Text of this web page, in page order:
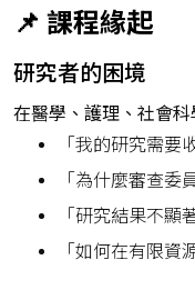
📌 課程緣起
研究者的困境
在醫學、護理、社會
「我的研究需要
「為什麼審查委
「研究結果不顯
「如何在有限資